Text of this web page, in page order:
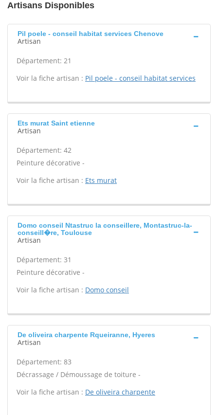
Artisans Disponibles
Pil poele - conseil habitat services Chenove
Artisan
Département: 21
Voir la fiche artisan : Pil poele - conseil habitat services
Ets murat Saint etienne
Artisan
Département: 42
Peinture décorative -
Voir la fiche artisan : Ets murat
Domo conseil Ntastruc la conseillere, Montastruc-la-
conseill�re, Toulouse
Artisan
Département: 31
Peinture décorative -
Voir la fiche artisan : Domo conseil
De oliveira charpente Rqueiranne, Hyeres
Artisan
Département: 83
Décrassage / Démoussage de toiture -
Voir la fiche artisan : De oliveira charpente